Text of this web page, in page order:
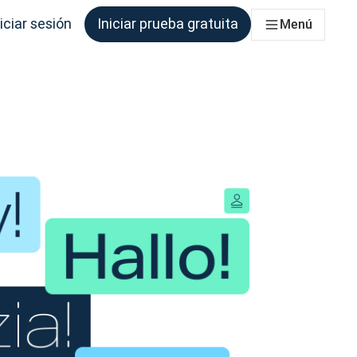
sesión Iniciar prueba gratuita Menú